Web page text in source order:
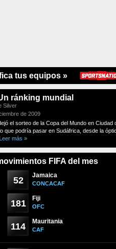
tus equipos »
ránking mundial
Silver
de 2009
el sorteo de la Copa del Mundo en Ciudad
que podría pasar en Sudáfrica, desde la
más »
FIFA del mes
52 Jamaica
CONCACAF
181 Fiji
OFC
114 Mauritania
CAF